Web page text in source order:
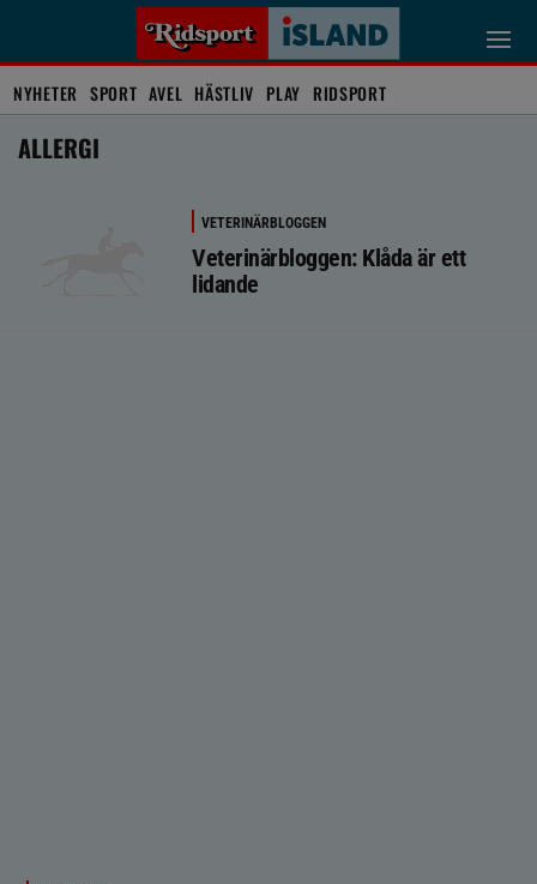
NYHETER SPORT AVEL HÄSTLIV PLAY RIDSPORT
ALLERGI
VETERINÄRBLOGGEN
Veterinärbloggen: Klåda är ett
lidande